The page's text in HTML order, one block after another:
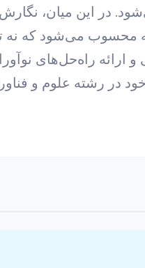
در این میان،
محسوب می‌شود که نه
ارائه راه‌حل‌های
در رشته علوم و